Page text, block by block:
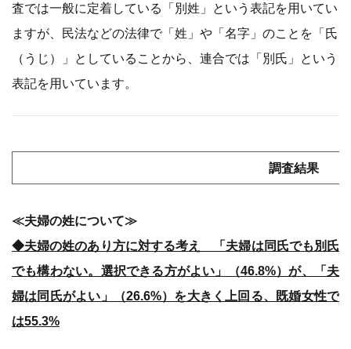
査では一般に定着している「別姓」という表記を用いてい
ますが、民法などの法律で「姓」や「名字」のことを「氏
（うじ）」としていることから、連合では「別氏」という
表記を用いています。
調査結果
≪夫婦の姓について≫
◆夫婦の姓のあり方に対する考え 「夫婦は同氏でも別氏
でも構わない。選択できる方がよい」（46.8%）が、「夫
婦は同氏がよい」（26.6%）を大きく上回る、既婚女性で
は55.3%